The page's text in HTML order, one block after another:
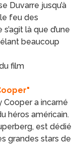
Duvarre jusqu’à
feu des
là que d’une
beaucoup
film
Cooper a incarné
héros américain.
est dédié
grandes stars de